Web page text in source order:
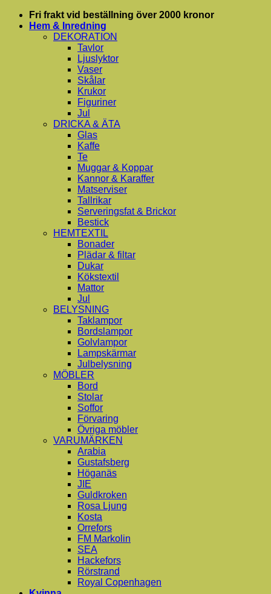
Skip
Fri frakt vid beställning över 2000 kronor
Hem & Inredning
DEKORATION
Tavlor
Ljuslyktor
Vaser
Skålar
Krukor
Figuriner
Jul
DRICKA & ÄTA
Glas
Kaffe
Te
Muggar & Koppar
Kannor & Karaffer
Matserviser
Tallrikar
Serveringsfat & Brickor
Bestick
HEMTEXTIL
Bonader
Plädar & filtar
Dukar
Kökstextil
Mattor
Jul
BELYSNING
Taklampor
Bordslampor
Golvlampor
Lampskärmar
Julbelysning
MÖBLER
Bord
Stolar
Soffor
Förvaring
Övriga möbler
VARUMÄRKEN
Arabia
Gustafsberg
Höganäs
JIE
Guldkroken
Rosa Ljung
Kosta
Orrefors
FM Markolin
SEA
Hackefors
Rörstrand
Royal Copenhagen